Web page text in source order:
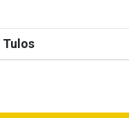
Tulos